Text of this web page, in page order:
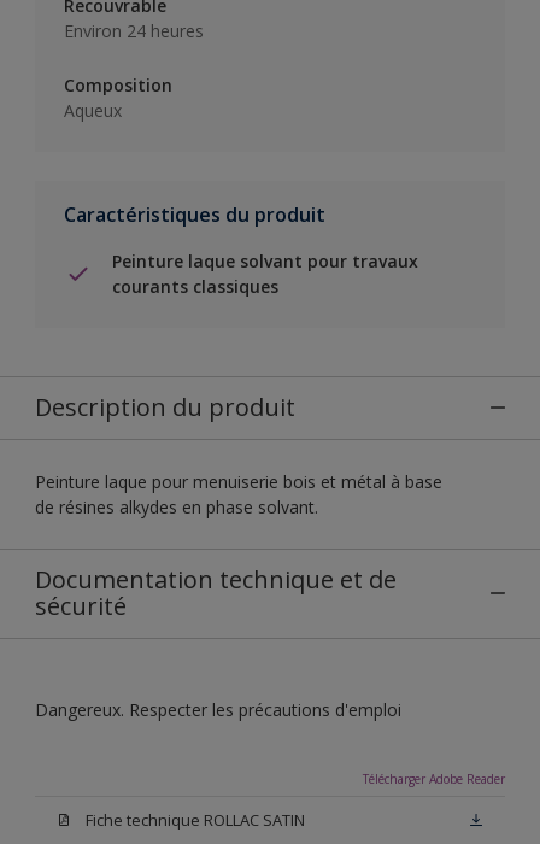
Recouvrable
Environ 24 heures
Composition
Aqueux
Caractéristiques du produit
Peinture laque solvant pour travaux
courants classiques
Description du produit
Peinture laque pour menuiserie bois et métal à base
de résines alkydes en phase solvant.
Documentation technique et de
sécurité
Dangereux. Respecter les précautions d'emploi
Télécharger Adobe Reader
Fiche technique ROLLAC SATIN